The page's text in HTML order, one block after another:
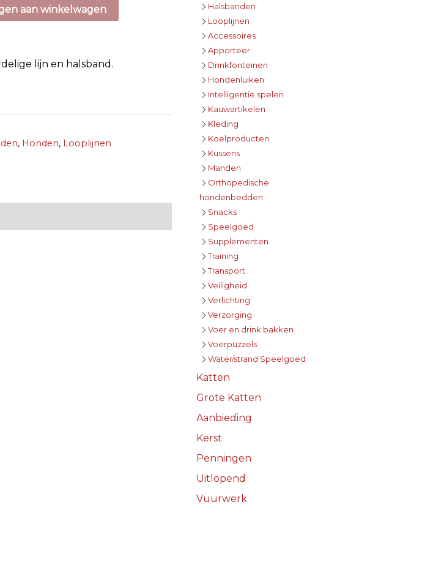
aan winkelwagen
lijn en halsband.
, Honden, Looplijnen
Halsbanden
Looplijnen
Accessoires
Apporteer
Drinkfonteinen
Hondenluiken
Intelligentie spelen
Kauwartikelen
Kleding
Koelproducten
Kussens
Manden
Orthopedische
hondenbedden
Snacks
Speelgoed
Supplementen
Training
Transport
Veiligheid
Verlichting
Verzorging
Voer en drink bakken
Voerpuzzels
Water/strand Speelgoed
Katten
Grote Katten
Aanbieding
Kerst
Penningen
Uitlopend
Vuurwerk